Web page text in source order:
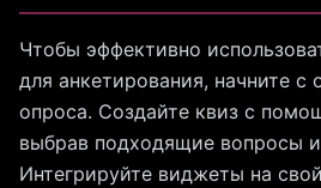
Чтобы эффективно
для анкетирования, начните с
опроса. Создайте квиз с
выбрав подходящие вопросы
Интегрируйте виджеты на